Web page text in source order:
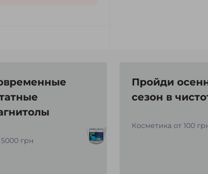
грн
Пройди
сезон в
Косметика от 100